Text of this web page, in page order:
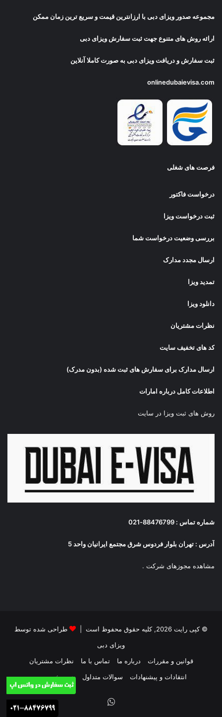
مجموعه صدور ویزای دبی با ارزانترین قیمت و سریع ترین زمان ممکن
ارائه روش های متنوع جهت ثبت سفارش ویزای دبی
ثبت سفارش و دریافتویزای دبی به صورت کاملا آنلاین
onlinedubaievisa.com
فرصت های شغلی
درخواست فاکتور
ثبت درخواست ویزا
بررسی وضعیت درخواست شما
ارسال مجدد مدارک
تمدید ویزا
دانلود ویزا
نظرات مشتریان
کد های تخفیف سایت
ارسال مدارک برای سفارش های ثبت شده (بدون مدرک)
اطلاعات کامل درباره امارات
روش های ثبت ویزا در سایت
شماره تماس : 88476799-021
آدرس : تهران بلوار فردوس شرق مجتمع ایرانیان واحد 5
مشاهده مجوزهای شرکت .
© کپی رایت 2026, کلیه حقوق محفوظ است |
طراحی شده توسط
ویزای دبی
قوانین و مقررات
درباره ما تماس با ما
نظرات مشتریان
انتقادات و پیشنهادات
سوالات متداول حریم خصوصی
واتس